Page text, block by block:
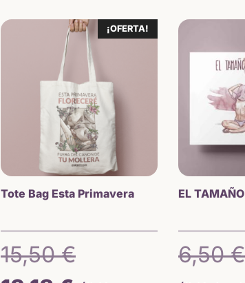
¡OFERTA!
Tote Bag Esta Primavera
15,50€
EL
6,50€